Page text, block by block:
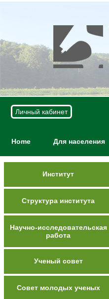
Личный кабинет
Home Для населения
Институт
Структура института
Научно-исследовательская
работа
Ученый совет
Совет молодых ученых